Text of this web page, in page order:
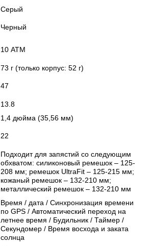
Серый
Черный
10 АТМ
73 г (только корпус: 52 г)
47
13.8
1,4 дюйма (35,56 мм)
22
Подходит для запястий со следующим
обхватом: силиконовый ремешок – 125-
208 мм; ремешок UltraFit – 125-215 мм;
кожаный ремешок – 132-210 мм;
металлический ремешок – 132-210 мм
Время / дата / Синхронизация времени
по GPS / Автоматический переход на
летнее время / Будильник / Таймер /
Секундомер / Время восхода и заката
солнца